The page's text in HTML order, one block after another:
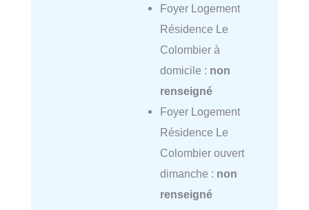
Foyer Logement
Résidence Le
Colombier à
domicile : non
renseigné
Foyer Logement
Résidence Le
Colombier ouvert
dimanche : non
renseigné